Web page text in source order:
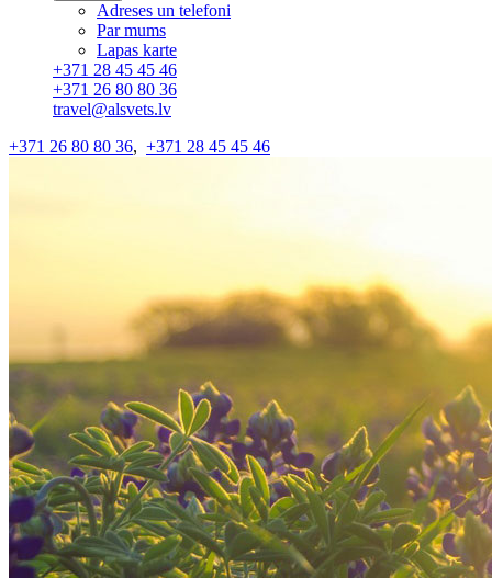
Adreses un telefoni
Par mums
Lapas karte
+371 28 45 45 46
+371 26 80 80 36
travel@alsvets.lv
+371 26 80 80 36, +371 28 45 45 46